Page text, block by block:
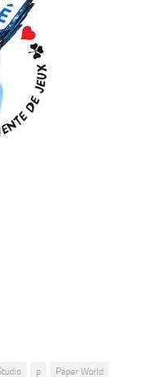
p Paper World